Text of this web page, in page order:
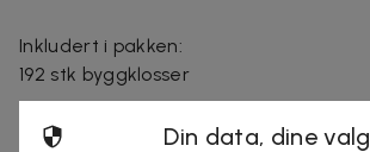
Inkludert i pakken:
192 stk byggklosser
Leveringstid: 2-6 arbeidsdager
Din data, dine valg